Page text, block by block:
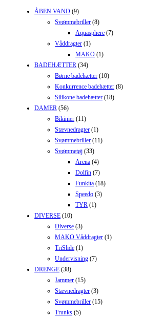
ÅBEN VAND (9)
Svømmebriller (8)
Aquasphere (7)
Våddragter (1)
MAKO (1)
BADEHÆTTER (34)
Børne badehætter (10)
Konkurrence badehætter (8)
Silikone badehætter (18)
DAMER (56)
Bikinier (11)
Stævnedragter (1)
Svømmebriller (11)
Svømmetøj (33)
Arena (4)
Dolfin (7)
Funkita (18)
Speedo (3)
TYR (1)
DIVERSE (10)
Diverse (3)
MAKO Våddragter (1)
TriSlide (1)
Undervisning (7)
DRENGE (38)
Jammer (15)
Stævnedragter (3)
Svømmebriller (15)
Trunks (5)